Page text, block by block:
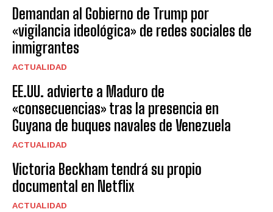
Demandan al Gobierno de Trump por
«vigilancia ideológica» de redes sociales de
inmigrantes
ACTUALIDAD
EE.UU. advierte a Maduro de
«consecuencias» tras la presencia en
Guyana de buques navales de Venezuela
ACTUALIDAD
Victoria Beckham tendrá su propio
documental en Netflix
ACTUALIDAD